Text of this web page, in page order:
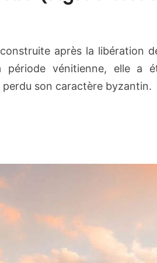
e
S
a
A
i
après la libération
période vénitienne, elle a
son caractère byzantin.